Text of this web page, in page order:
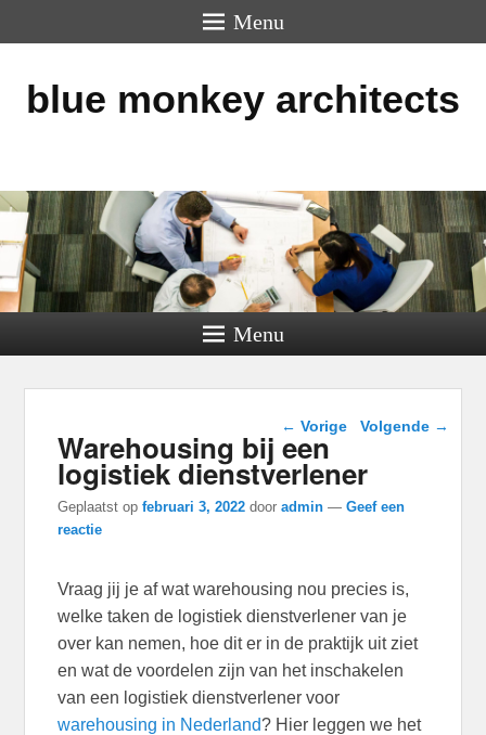
Menu
blue monkey architects
Menu
Berichtnavigatie
← Vorige Volgende →
Warehousing bij een
logistiek dienstverlener
Geplaatst opfebruari 3, 2022 dooradmin —Geef een
reactie
Vraag jij je af wat warehousing nou precies is,
welke taken de logistiek dienstverlener van je
over kan nemen, hoe dit er in de praktijk uit ziet
en wat de voordelen zijn van het inschakelen
van een logistiek dienstverlener voor
warehousing in Nederland? Hier leggen we het